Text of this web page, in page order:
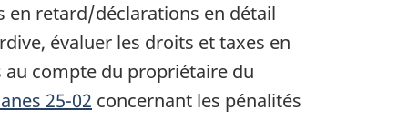
en retard/déclarations en détail
évaluer les droits et taxes en
compte du propriétaire du
25-02 concernant les pénalités